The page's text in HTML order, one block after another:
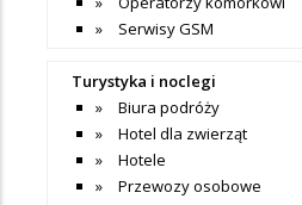
Serwisy GSM
Turystyka i noclegi
Biura podróży
Hotel dla zwierząt
Hotele
Przewozy osobowe